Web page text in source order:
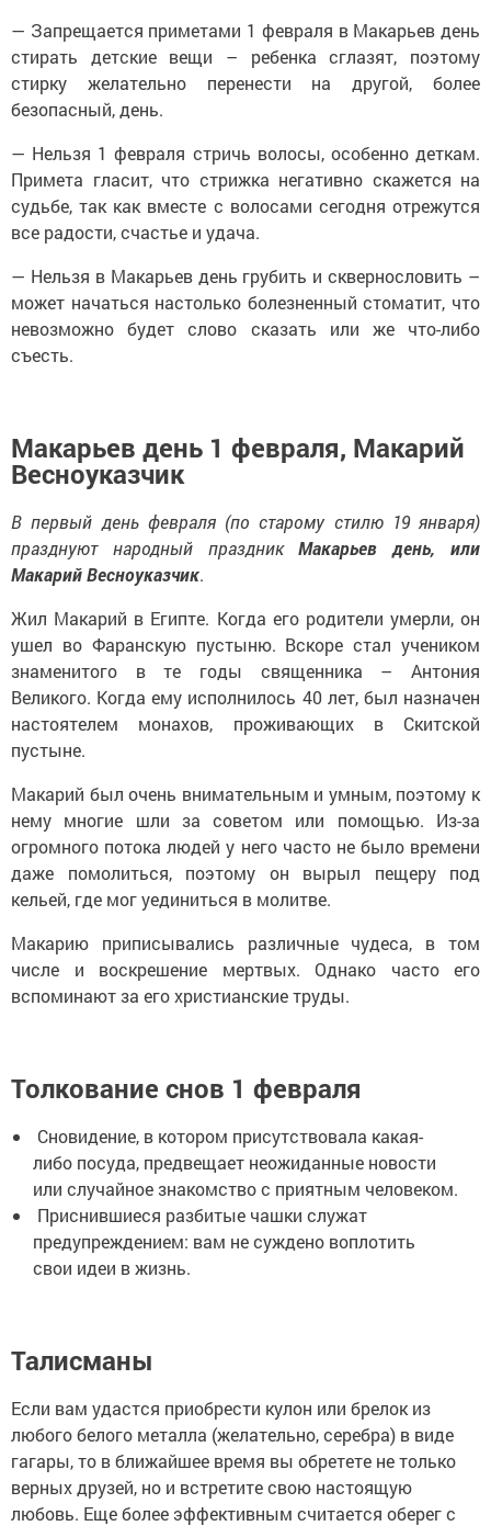
— Запрещается приметами 1 февраля в Макарьев день
стирать детские вещи – ребенка сглазят, поэтому
стирку желательно перенести на другой, более
безопасный, день.
— Нельзя 1 февраля стричь волосы, особенно деткам.
Примета гласит, что стрижка негативно скажется на
судьбе, так как вместе с волосами сегодня отрежутся
все радости, счастье и удача.
— Нельзя в Макарьев день грубить и сквернословить –
может начаться настолько болезненный стоматит, что
невозможно будет слово сказать или же что-либо
съесть.
Макарьев день 1 февраля, Макарий
Весноуказчик
В первый день февраля (по старому стилю 19 января)
празднуют народный праздникМакарьев день, или
Макарий Весноуказчик.
Жил Макарий в Египте. Когда его родители умерли, он
ушел во Фаранскую пустыню. Вскоре стал учеником
знаменитого в те годы священника – Антония
Великого. Когда ему исполнилось 40 лет, был назначен
настоятелем монахов, проживающих в Скитской
пустыне.
Макарий был очень внимательным и умным, поэтому к
нему многие шли за советом или помощью. Из-за
огромного потока людей у него часто не было времени
даже помолиться, поэтому он вырыл пещеру под
кельей, где мог уединиться в молитве.
Макарию приписывались различные чудеса, в том
числе и воскрешение мертвых. Однако часто его
вспоминают за его христианские труды.
Толкование снов 1 февраля
Сновидение, в котором присутствовала какая-
либо посуда, предвещает неожиданные новости
или случайное знакомство с приятным человеком.
Приснившиеся разбитые чашки служат
предупреждением: вам не суждено воплотить
свои идеи в жизнь.
Талисманы
Если вам удастся приобрести кулон или брелок из
любого белого металла (желательно, серебра) в виде
гагары, то в ближайшее время вы обретете не только
верных друзей, но и встретите свою настоящую
любовь. Еще более эффективным считается оберег с